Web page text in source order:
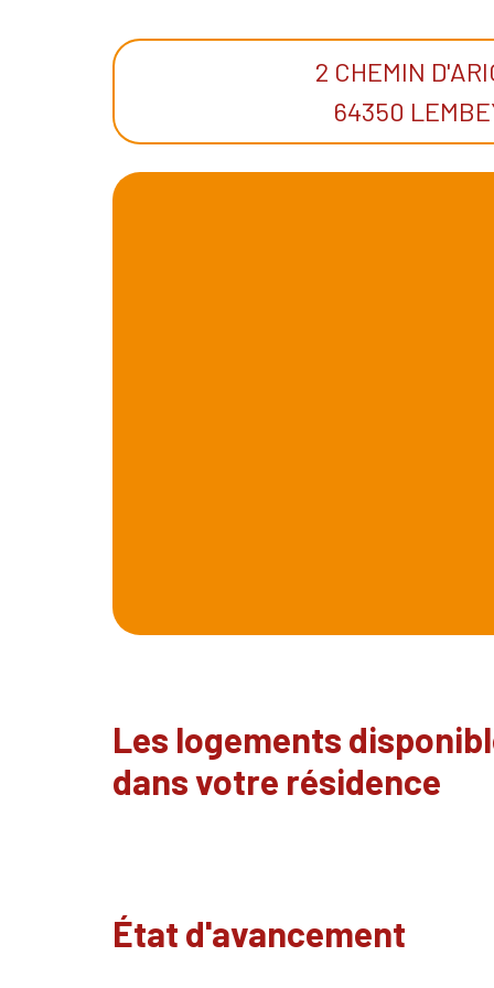
2 CHEMIN
64350
Les logements
dans votre résidence
État d'avancement